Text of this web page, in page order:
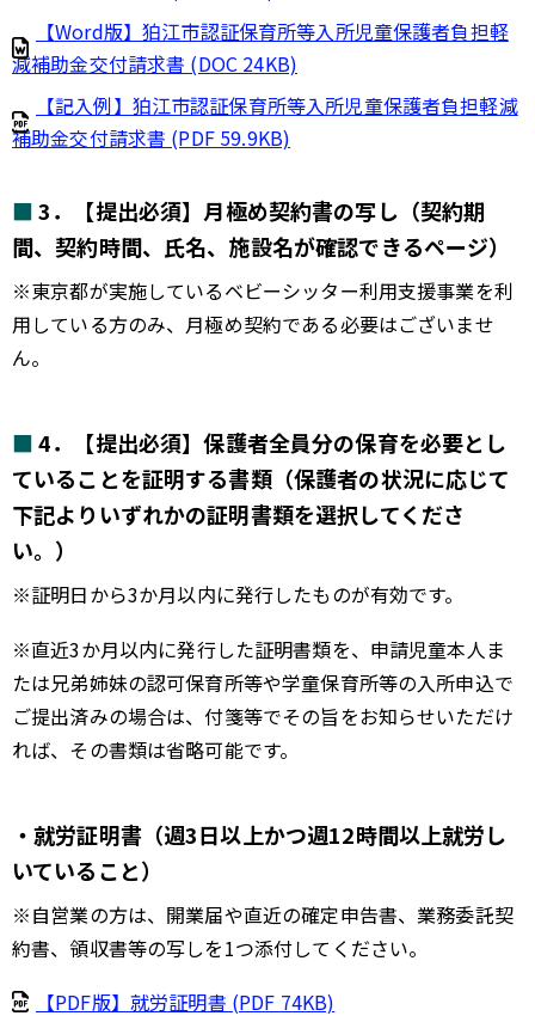
【Word版】狛江市認証保育所等入所児童保護者負担軽
減補助金交付請求書 (DOC 24KB)
【記入例】狛江市認証保育所等入所児童保護者負担軽減
補助金交付請求書 (PDF 59.9KB)
3．【提出必須】月極め契約書の写し（契約期
間、契約時間、氏名、施設名が確認できるページ）
※東京都が実施しているベビーシッター利用支援事業を利
用している方のみ、月極め契約である必要はございませ
ん。
4．【提出必須】保護者全員分の保育を必要とし
ていることを証明する書類（保護者の状況に応じて
下記よりいずれかの証明書類を選択してくださ
い。）
※証明日から3か月以内に発行したものが有効です。
※直近3か月以内に発行した証明書類を、申請児童本人ま
たは兄弟姉妹の認可保育所等や学童保育所等の入所申込で
ご提出済みの場合は、付箋等でその旨をお知らせいただけ
れば、その書類は省略可能です。
・就労証明書（週3日以上かつ週12時間以上就労し
いていること）
※自営業の方は、開業届や直近の確定申告書、業務委託契
約書、領収書等の写しを1つ添付してください。
【PDF版】就労証明書 (PDF 74KB)